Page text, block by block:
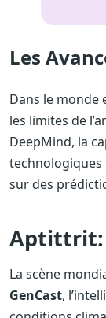
Les
Dans le monde
les limites de
DeepMind, la
technologiques
sur des
Aptittrit:
La scène
GenCast,